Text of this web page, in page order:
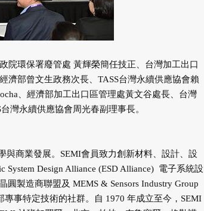
院環保署廢管處 黃輝榮簡任技正、台灣加工出口
濟部曾文生政務次長、TASS台灣永續供應協會賴
、經濟部加工出口區管理處黃文谷處長、台灣
灣永續供應協會周光春副理事長。
與商業發展。SEMI會員致力創新材料、設計、設
Design Alliance (ESD Alliance) 電子系統設
圓製造商聯盟及 MEMS & Sensors Industry Group
事特定技術的社群。自 1970 年成立至今，SEMI